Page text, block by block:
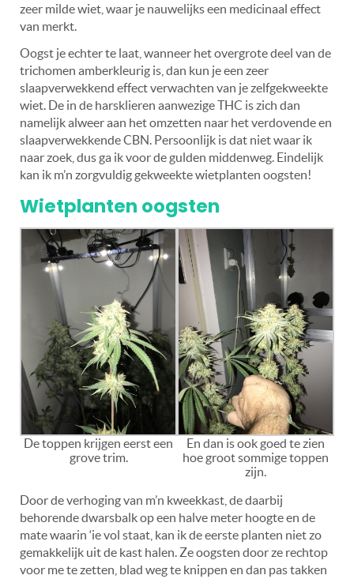
zeer milde wiet, waar je nauwelijks een medicinaal effect
van merkt.
Oogst je echter te laat, wanneer het overgrote deel van de
trichomen amberkleurig is, dan kun je een zeer
slaapverwekkend effect verwachten van je zelfgekweekte
wiet. De in de harsklieren aanwezige THC is zich dan
namelijk alweer aan het omzetten naar het verdovende en
slaapverwekkende CBN. Persoonlijk is dat niet waar ik
naar zoek, dus ga ik voor de gulden middenweg. Eindelijk
kan ik m’n zorgvuldig gekweekte wietplanten oogsten!
Wietplanten oogsten
De toppen krijgen eerst een
grove trim.
En dan is ook goed te zien
hoe groot sommige toppen
zijn.
Door de verhoging van m’n kweekkast, de daarbij
behorende dwarsbalk op een halve meter hoogte en de
mate waarin ‘ie vol staat, kan ik de eerste planten niet zo
gemakkelijk uit de kast halen. Ze oogsten door ze rechtop
voor me te zetten, blad weg te knippen en dan pas takken